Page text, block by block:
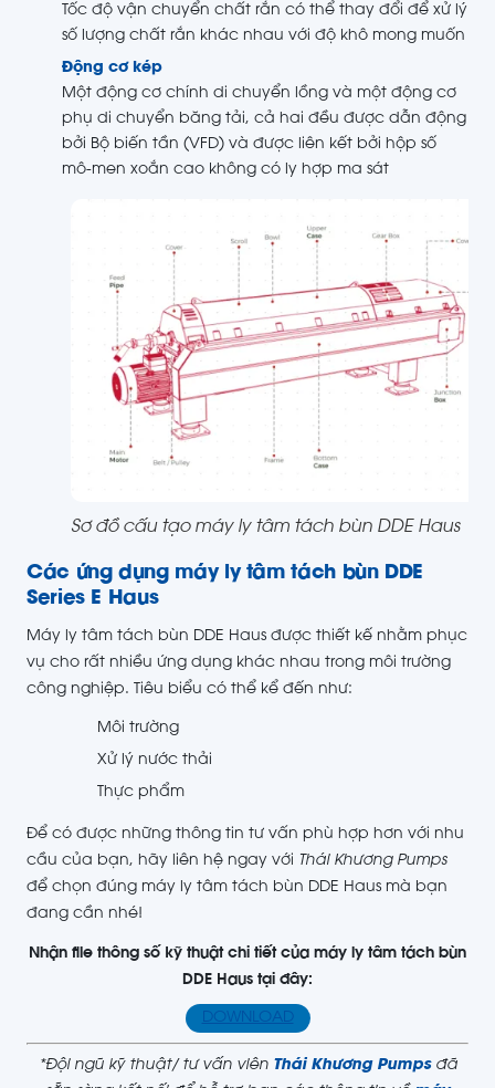
Tốc độ vận chuyển chất rắn có thể thay đổi để xử lý
số lượng chất rắn khác nhau với độ khô mong muốn
Động cơ kép
Một động cơ chính di chuyển lồng và một động cơ
phụ di chuyển băng tải, cả hai đều được dẫn động
bởi Bộ biến tần (VFD) và được liên kết bởi hộp số
mô-men xoắn cao không có ly hợp ma sát
Sơ đồ cấu tạo máy ly tâm tách bùn DDE Haus
Các ứng dụng máy ly tâm tách bùn DDE
Series E Haus
Máy ly tâm tách bùn DDE Haus được thiết kế nhằm phục
vụ cho rất nhiều ứng dụng khác nhau trong môi trường
công nghiệp. Tiêu biểu có thể kể đến như:
Môi trường
Xử lý nước thải
Thực phẩm
Để có được những thông tin tư vấn phù hợp hơn với nhu
cầu của bạn, hãy liên hệ ngay với Thái Khương Pumps
để chọn đúng máy ly tâm tách bùn DDE Haus mà bạn
đang cần nhé!
Nhận file thông số kỹ thuật chi tiết của máy ly tâm tách bùn
DDE Haus tại đây:
DOWNLOAD
*Đội ngũ kỹ thuật/ tư vấn viên Thái Khương Pumpsđã